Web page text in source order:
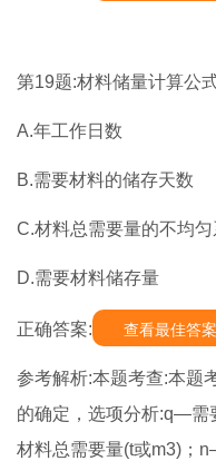
第19题:材料储量计算公
A.年工作日数
B.需要材料的储存天数
C.材料总需要量的不均匀
D.需要材料储存量
正确答案: 查看最佳答案
参考解析:本题考查:本题
的确定，选项分析:q—需
材料总需要量(t或m3)；